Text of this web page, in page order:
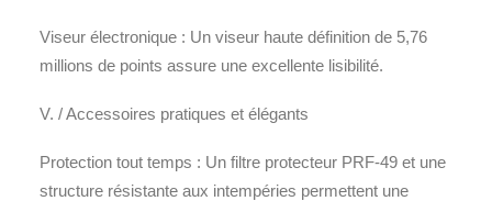
Viseur électronique : Un viseur haute définition de 5,76
millions de points assure une excellente lisibilité.
V. / Accessoires pratiques et élégants
Protection tout temps : Un filtre protecteur PRF-49 et une
structure résistante aux intempéries permettent une